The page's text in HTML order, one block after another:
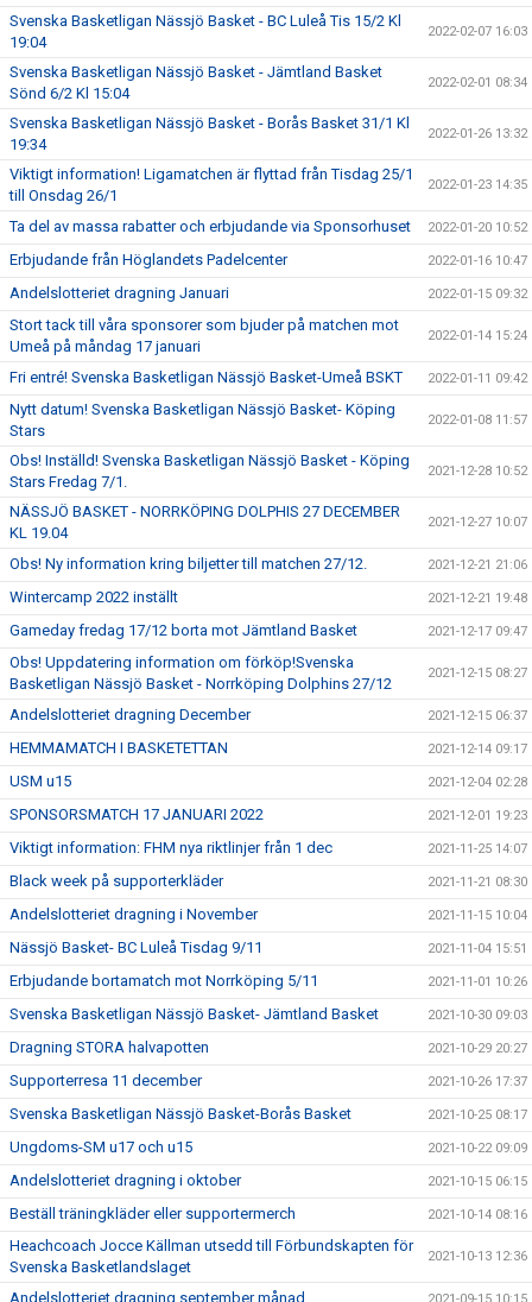
Svenska Basketligan Nässjö Basket - BC Luleå Tis 15/2 Kl
19:04
2022-02-07 16:03
Svenska Basketligan Nässjö Basket - Jämtland Basket
Sönd 6/2 Kl 15:04
2022-02-01 08:34
Svenska Basketligan Nässjö Basket - Borås Basket 31/1 Kl
19:34
2022-01-26 13:32
Viktigt information! Ligamatchen är flyttad från Tisdag 25/1
till Onsdag 26/1
2022-01-23 14:35
Ta del av massa rabatter och erbjudande via Sponsorhuset 2022-01-20 10:52
Erbjudande från Höglandets Padelcenter 2022-01-16 10:47
Andelslotteriet dragning Januari 2022-01-15 09:32
Stort tack till våra sponsorer som bjuder på matchen mot
Umeå på måndag 17 januari
2022-01-14 15:24
Fri entré! Svenska Basketligan Nässjö Basket-Umeå BSKT 2022-01-11 09:42
Nytt datum! Svenska Basketligan Nässjö Basket- Köping
Stars
2022-01-08 11:57
Obs! Inställd! Svenska Basketligan Nässjö Basket - Köping
Stars Fredag 7/1.
2021-12-28 10:52
NÄSSJÖ BASKET - NORRKÖPING DOLPHIS 27 DECEMBER
KL 19.04
2021-12-27 10:07
Obs! Ny information kring biljetter till matchen 27/12. 2021-12-21 21:06
Wintercamp 2022 inställt 2021-12-21 19:48
Gameday fredag 17/12 borta mot Jämtland Basket 2021-12-17 09:47
Obs! Uppdatering information om förköp!Svenska
Basketligan Nässjö Basket - Norrköping Dolphins 27/12
2021-12-15 08:27
Andelslotteriet dragning December 2021-12-15 06:37
HEMMAMATCH I BASKETETTAN 2021-12-14 09:17
USM u15 2021-12-04 02:28
SPONSORSMATCH 17 JANUARI 2022 2021-12-01 19:23
Viktigt information: FHM nya riktlinjer från 1 dec 2021-11-25 14:07
Black week på supporterkläder 2021-11-21 08:30
Andelslotteriet dragning i November 2021-11-15 10:04
Nässjö Basket- BC Luleå Tisdag 9/11 2021-11-04 15:51
Erbjudande bortamatch mot Norrköping 5/11 2021-11-01 10:26
Svenska Basketligan Nässjö Basket- Jämtland Basket 2021-10-30 09:03
Dragning STORA halvapotten 2021-10-29 20:27
Supporterresa 11 december 2021-10-26 17:37
Svenska Basketligan Nässjö Basket-Borås Basket 2021-10-25 08:17
Ungdoms-SM u17 och u15 2021-10-22 09:09
Andelslotteriet dragning i oktober 2021-10-15 06:15
Beställ träningkläder eller supportermerch 2021-10-14 08:16
Heachcoach Jocce Källman utsedd till Förbundskapten för
Svenska Basketlandslaget
2021-10-13 12:36
Andelslotteriet dragning september månad